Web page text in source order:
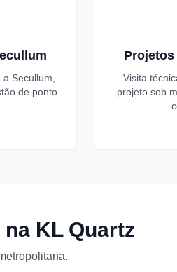
Secullum,
de ponto
Visita
projeto sob
KL Quartz